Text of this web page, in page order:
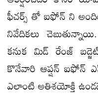
ఫీచర్స్ తో ఐఫోన్ ని
నివేదికలు
కనుక మిడ్ రేంజ్
కొనేవారి ఆప్షన్ ఐఫోన్
ఎలాంటి అతిశయోక్తి